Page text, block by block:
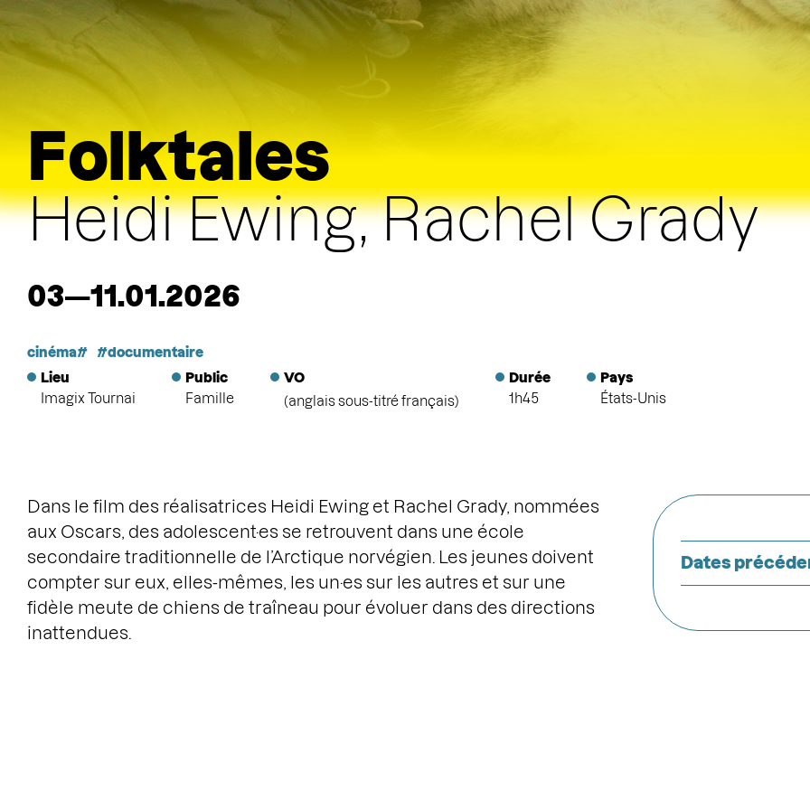
Folktales
Heidi Ewing, Rachel Grady
03—11.01.2026
cinéma
documentaire
Lieu
Imagix Tournai
Public
Famille
VO
(anglais sous-titré français)
Durée
1h45
Pays
États-Unis
Dans le film des réalisatrices Heidi Ewing et Rachel Grady, nommées
aux Oscars, des adolescent·es se retrouvent dans une école
secondaire traditionnelle de l’Arctique norvégien. Les jeunes doivent
compter sur eux, elles-mêmes, les un·es sur les autres et sur une
fidèle meute de chiens de traîneau pour évoluer dans des directions
inattendues.
Dates